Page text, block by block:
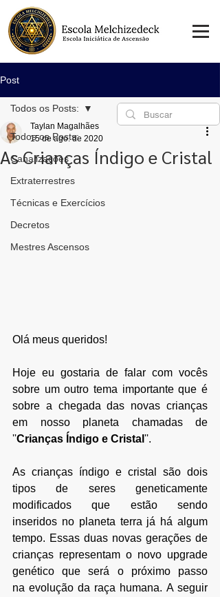
Post
Todos os Posts:
Canalizações
Extraterrestres
Técnicas e Exercícios
Decretos
Mestres Ascensos
Todos os Posts:
As Crianças Índigo e Cristal
Taylan Magalhães
15 de ago. de 2020
Olá meus queridos!
Hoje eu gostaria de falar com vocês
sobre um outro tema importante que é
sobre a chegada das novas crianças
em nosso planeta chamadas de
''Crianças Índigo e Cristal ''.​
As crianças índigo e cristal são dois
tipos de seres geneticamente
modificados que estão sendo
inseridos no planeta terra já há algum
tempo. Essas duas novas gerações de
crianças representam o novo upgrade
genético que será o próximo passo
na evolução da raça humana. A seguir